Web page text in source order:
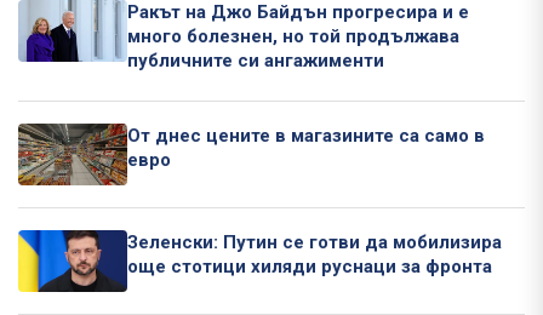
Ракът на Джо Байдън прогресира и е
много болезнен, но той продължава
публичните си ангажименти
От днес цените в магазините са само в
евро
Зеленски: Путин се готви да мобилизира
още стотици хиляди руснаци за фронта